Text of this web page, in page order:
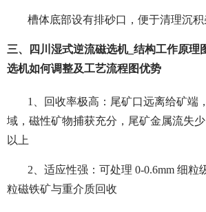
槽体底部设有排砂口，便于清理沉
三、四川湿式逆流磁选机_结构工作原理
选机如何调整及工艺流程图优势
1、回收率极高：尾矿口远离给矿端
域，磁性矿物捕获充分，尾矿金属流失
以上
2、适应性强：可处理 0-0.6mm 细粒
粒磁铁矿与重介质回收